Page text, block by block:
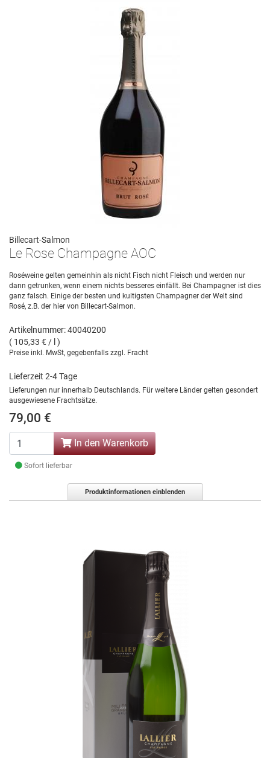
Billecart-Salmon
Le Rose Champagne AOC
Roséweine gelten gemeinhin als nicht Fisch nicht Fleisch und werden nur
dann getrunken, wenn einem nichts besseres einfällt. Bei Champagner ist dies
ganz falsch. Einige der besten und kultigsten Champagner der Welt sind
Rosé, z.B. der hier von Billecart-Salmon.
Artikelnummer: 40040200
( 105,33 € / l )
Preise inkl. MwSt, gegebenfalls zzgl. Fracht
Lieferzeit 2-4 Tage
Lieferungen nur innerhalb Deutschlands. Für weitere Länder gelten gesondert
ausgewiesene Frachtsätze.
79,00 €
In den Warenkorb
Sofort lieferbar
Produktinformationen einblenden